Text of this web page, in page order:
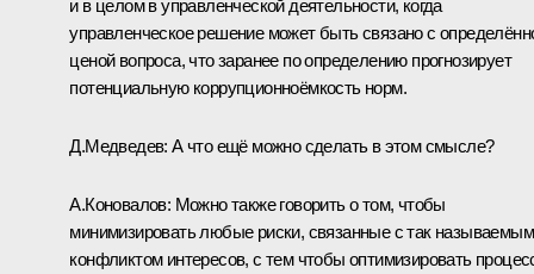
и в целом в управленческой деятельности, когда
управленческое решение может быть связано с
ценой вопроса, что заранее по определению прогнозирует
потенциальную коррупционноёмкость норм.
Д.Медведев: А что ещё можно сделать в этом смысле?
А.Коновалов: Можно также говорить о том, чтобы
минимизировать любые риски, связанные с так называемым
конфликтом интересов, с тем чтобы оптимизировать